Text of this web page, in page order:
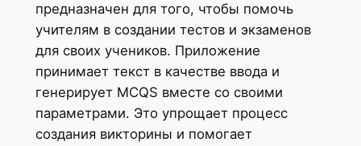
предназначен для того, чтобы помочь
учителям в создании тестов и экзаменов
для своих учеников. Приложение
принимает текст в качестве ввода и
генерирует MCQS вместе со своими
параметрами. Это упрощает процесс
создания викторины и помогает